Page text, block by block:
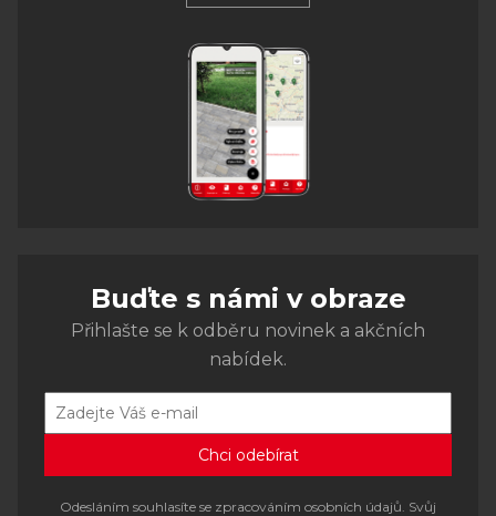
Buďte s námi v obraze
Přihlašte se k odběru novinek a akčních
nabídek.
Odesláním souhlasíte se zpracováním osobních údajů. Svůj